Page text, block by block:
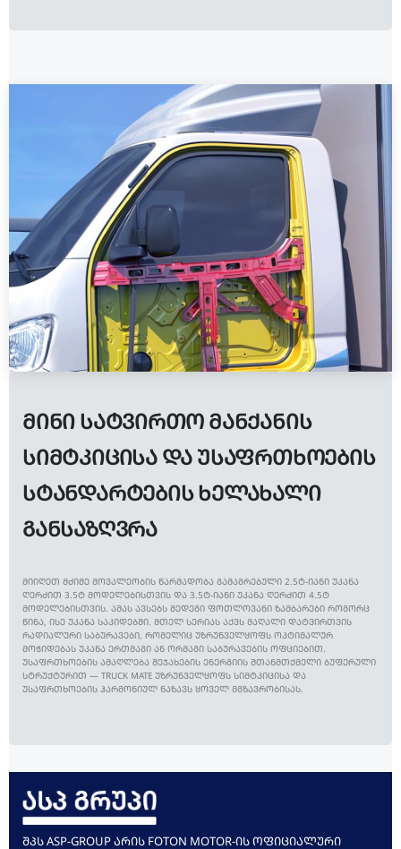
ᲛᲘᲜᲘ ᲡᲐᲢᲕᲘᲠᲗᲝ ᲛᲐᲜᲥᲐᲜᲘᲡ
ᲡᲘᲛᲢᲙᲘᲪᲘᲡᲐ ᲓᲐ ᲣᲡᲐᲤᲠᲗᲮᲝᲔᲑᲘᲡ
ᲡᲢᲐᲜᲓᲐᲠᲢᲔᲑᲘᲡ ᲮᲔᲚᲐᲮᲐᲚᲘ
ᲒᲐᲜᲡᲐᲖᲦᲕᲠᲐ
ᲛᲘᲘᲦᲔᲗ ᲛᲫᲘᲛᲔ ᲛᲝᲕᲐᲚᲔᲝᲑᲘᲡ ᲬᲐᲠᲛᲐᲓᲝᲑᲐ ᲒᲐᲛᲐᲒᲠᲔᲑᲣᲚᲘ 2.5Ტ-ᲘᲐᲜᲘ ᲣᲙᲐᲜᲐ
ᲦᲔᲠᲫᲘᲗ 3.5Ტ ᲛᲝᲓᲔᲚᲔᲑᲘᲡᲗᲕᲘᲡ ᲓᲐ 3.5Ტ-ᲘᲐᲜᲘ ᲣᲙᲐᲜᲐ ᲦᲔᲠᲫᲘᲗ 4.5Ტ
ᲛᲝᲓᲔᲚᲔᲑᲘᲡᲗᲕᲘᲡ. ᲐᲛᲐᲡ ᲐᲕᲡᲔᲑᲡ ᲛᲔᲓᲔᲒᲘ ᲤᲝᲗᲚᲝᲕᲐᲜᲘ ᲖᲐᲛᲑᲐᲠᲔᲑᲘ ᲠᲝᲒᲝᲠᲪ
ᲬᲘᲜᲐ, ᲘᲡᲔ ᲣᲙᲐᲜᲐ ᲡᲐᲙᲘᲓᲔᲑᲨᲘ. ᲛᲗᲔᲚ ᲡᲔᲠᲘᲐᲡ ᲐᲥᲕᲡ ᲛᲐᲦᲐᲚᲘ ᲓᲐᲢᲕᲘᲠᲗᲕᲘᲡ
ᲠᲐᲓᲘᲐᲚᲣᲠᲘ ᲡᲐᲑᲣᲠᲐᲕᲔᲑᲘ, ᲠᲝᲛᲔᲚᲘᲪ ᲣᲖᲠᲣᲜᲕᲔᲚᲧᲝᲤᲡ ᲝᲞᲢᲘᲛᲐᲚᲣᲠ
ᲛᲝᲭᲘᲓᲔᲑᲐᲡ ᲣᲙᲐᲜᲐ ᲔᲠᲗᲛᲐᲒᲘ ᲐᲜ ᲝᲠᲛᲐᲒᲘ ᲡᲐᲑᲣᲠᲐᲕᲔᲑᲘᲡ ᲝᲤᲪᲘᲔᲑᲘᲗ.
ᲣᲡᲐᲤᲠᲗᲮᲝᲔᲑᲘᲡ ᲐᲛᲐᲦᲚᲔᲑᲐ ᲨᲔᲯᲐᲮᲔᲑᲘᲡ ᲔᲜᲔᲠᲒᲘᲘᲡ ᲨᲗᲐᲜᲛᲗᲥᲛᲔᲚᲘ ᲑᲣᲤᲔᲠᲣᲚᲘ
ᲡᲢᲠᲣᲥᲢᲣᲠᲘᲗ — TRUCK MATE ᲣᲖᲠᲣᲜᲕᲔᲚᲧᲝᲤᲡ ᲡᲘᲛᲢᲙᲘᲪᲘᲡᲐ ᲓᲐ
ᲣᲡᲐᲤᲠᲗᲮᲝᲔᲑᲘᲡ ᲰᲐᲠᲛᲝᲜᲘᲣᲚ ᲜᲐᲖᲐᲕᲡ ᲧᲝᲕᲔᲚ ᲛᲒᲖᲐᲕᲠᲝᲑᲘᲡᲐᲡ.
ᲨᲞᲡ ASP-GROUP ᲐᲠᲘᲡ FOTON MOTOR-ᲘᲡ ᲝᲤᲘᲪᲘᲐᲚᲣᲠᲘ